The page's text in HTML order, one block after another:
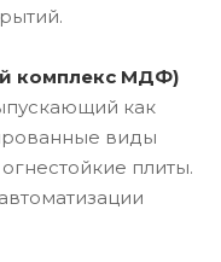
комплекс МДФ)
как
виды
плиты.